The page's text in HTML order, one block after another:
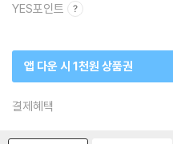
YES포인트
앱 다운 시 1천원 상품권
결제혜택